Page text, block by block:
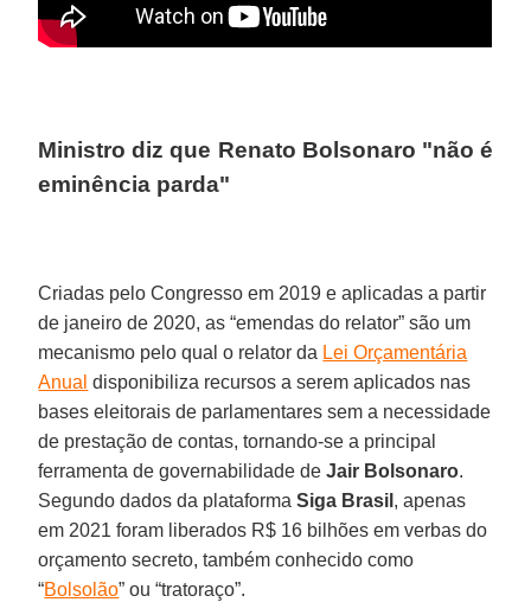
Ministro diz que Renato Bolsonaro "não é
eminência parda"
Criadas pelo Congresso em 2019 e aplicadas a partir
de janeiro de 2020, as “emendas do relator” são um
mecanismo pelo qual o relator da Lei Orçamentária
Anual disponibiliza recursos a serem aplicados nas
bases eleitorais de parlamentares sem a necessidade
de prestação de contas, tornando-se a principal
ferramenta de governabilidade deJair Bolsonaro.
Segundo dados da plataformaSiga Brasil , apenas
em 2021 foram liberados R$ 16 bilhões em verbas do
orçamento secreto, também conhecido como
“Bolsolão” ou “tratoraço”.